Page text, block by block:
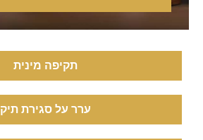
תקיפה מינית
ערר על סגירת תיק